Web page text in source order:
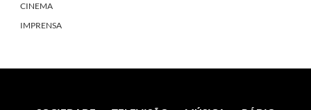
CINEMA
IMPRENSA